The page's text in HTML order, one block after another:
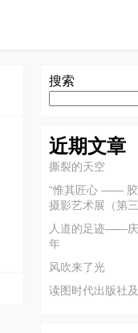
搜索
近期文章
撕裂的天空
“惟其匠心 —— 胶
摄影艺术展（第三
人道的足迹——庆
年
风吹来了光
读图时代出版社